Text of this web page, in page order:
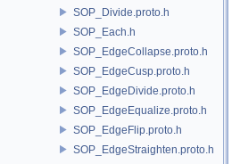
SOP_Divide.proto.h
SOP_Each.h
SOP_EdgeCollapse.proto.h
SOP_EdgeCusp.proto.h
SOP_EdgeDivide.proto.h
SOP_EdgeEqualize.proto.h
SOP_EdgeFlip.proto.h
SOP_EdgeStraighten.proto.h